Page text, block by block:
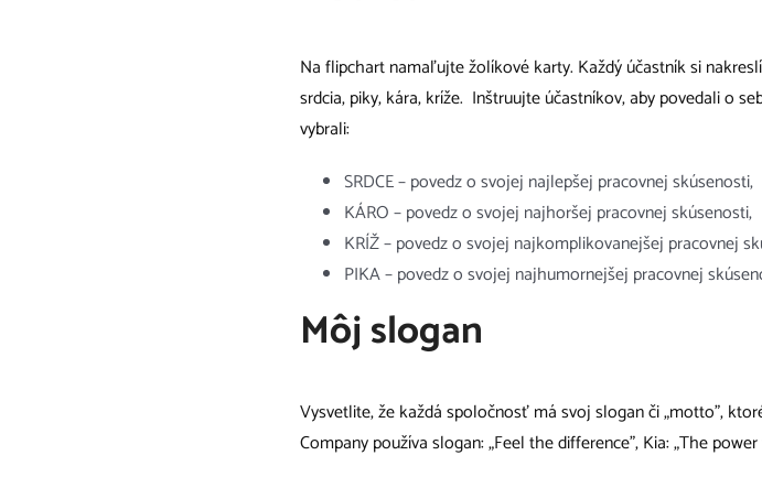
Na flipchart namaľujte žolíkové karty. Každý účastník si
srdcia, piky, kára, kríže. Inštruujte účastníkov, aby povedali o
vybrali:
SRDCE – povedz o svojej najlepšej pracovnej skúsenosti,
KÁRO – povedz o svojej najhoršej pracovnej skúsenosti,
KRÍŽ – povedz o svojej najkomplikovanejšej pracovnej
PIKA – povedz o svojej najhumornejšej pracovnej
Môj slogan
Vysvetlite, že každá spoločnosť má svoj slogan či „motto”,
Company používa slogan: „Feel the difference”, Kia: „The